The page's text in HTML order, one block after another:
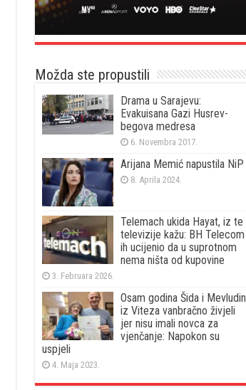
Možda ste propustili
Drama u Sarajevu:
Evakuisana Gazi Husrev-
begova medresa
6. Novembra 2017.
Arijana Memić napustila NiP
8. Aprila 2024.
Telemach ukida Hayat, iz te
televizije kažu: BH Telecom
ih ucijenio da u suprotnom
nema ništa od kupovine
3. Februara 2026.
Osam godina Šida i Mevludin
iz Viteza vanbračno živjeli
jer nisu imali novca za
vjenčanje: Napokon su
uspjeli
4. Maja 2023.